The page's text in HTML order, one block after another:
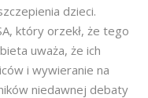
dzieci.
który orzekł, że tego
uważa, że ich
i wywieranie na
niedawnej debaty